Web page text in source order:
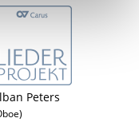
Peters